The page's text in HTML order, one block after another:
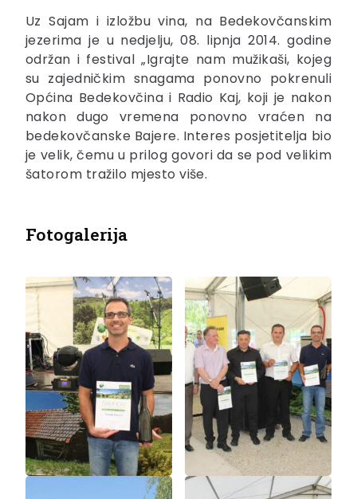
Uz Sajam i izložbu vina, na Bedekovčanskim
jezerima je u nedjelju, 08. lipnja 2014. godine
održan i festival „Igrajte nam mužikaši, kojeg
su zajedničkim snagama ponovno pokrenuli
Općina Bedekovčina i Radio Kaj, koji je nakon
nakon dugo vremena ponovno vraćen na
bedekovčanske Bajere. Interes posjetitelja bio
je velik, čemu u prilog govori da se pod velikim
šatorom tražilo mjesto više.
Fotogalerija